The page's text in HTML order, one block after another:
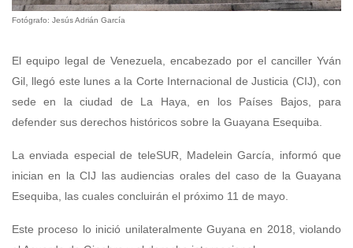
Fotógrafo: Jesús Adrián García
El equipo legal de Venezuela, encabezado por el canciller Yván
Gil, llegó este lunes a la Corte Internacional de Justicia (CIJ), con
sede en la ciudad de La Haya, en los Países Bajos, para
defender sus derechos históricos sobre la Guayana Esequiba.
La enviada especial de teleSUR, Madelein García, informó que
inician en la CIJ las audiencias orales del caso de la Guayana
Esequiba, las cuales concluirán el próximo 11 de mayo.
Este proceso lo inició unilateralmente Guyana en 2018, violando